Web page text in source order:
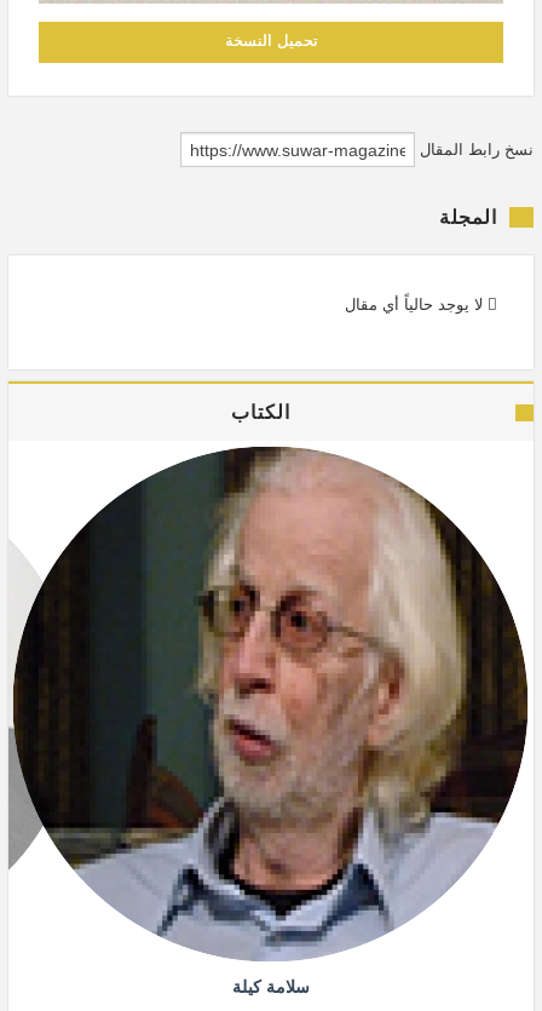
تحميل النسخة
نسخ رابط المقال
المجلة
لا يوجد حالياً أي مقال
الكتاب
سلامة كيلة